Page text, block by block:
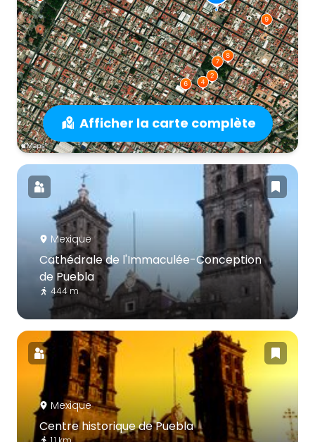
Afficher la carte complète
Mexique
Cathédrale de l'Immaculée-Conception
de Puebla
444 m
Mexique
Centre historique de Puebla